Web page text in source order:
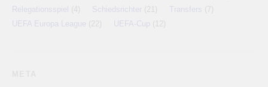
Relegationsspiel (4) Schiedsrichter (21) Transfers (7)
UEFA Europa League (22) UEFA-Cup (12)